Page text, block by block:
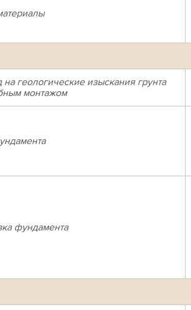
геологические изыскания грунта
монтажом
фундамента